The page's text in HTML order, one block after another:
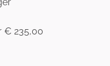
€ 235,00